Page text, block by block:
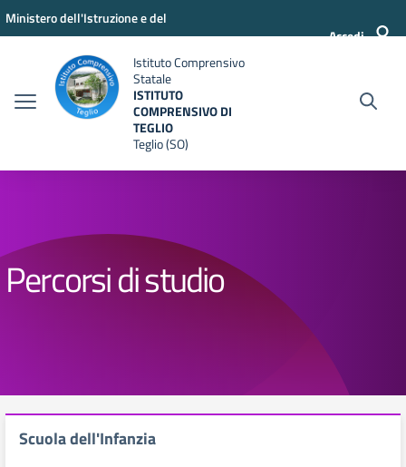
Vai ai contenuti
Vai al menu di navigazione
Vai al footer
Ministero dell'Istruzione e del
Accedi
Istituto Comprensivo
Statale
ISTITUTO
COMPRENSIVO DI
TEGLIO
Teglio (SO)
Percorsi di studio
Scuola dell'Infanzia